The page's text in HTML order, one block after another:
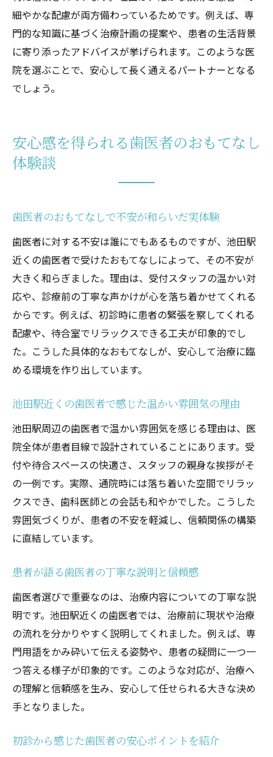
細やかな配慮が両方備わっているためです。例えば、専
門的な知識に基づく治療計画の提案や、患者の生活背景
に寄り添ったアドバイスが挙げられます。このような医
院を選ぶことで、安心して長く通えるパートナーとなる
でしょう。
安心感を得られる歯医者のおもてなし
体験談
歯医者のおもてなしで不安が和らいだ実体験
歯医者に対する不安は誰にでもあるものですが、池田駅
近くの歯医者で受けたおもてなしによって、その不安が
大きく和らぎました。理由は、受付スタッフの温かい対
応や、診療前の丁寧な声かけが心を落ち着かせてくれる
からです。例えば、初診時に患者の緊張を察してくれる
配慮や、待合室でリラックスできる工夫が印象的でし
た。こうした具体的なおもてなしが、安心して治療に臨
める環境を作り出しています。
池田駅近くの歯医者で感じた温かい雰囲気の理由
池田駅周辺の歯医者で温かい雰囲気を感じる理由は、医
院全体が患者目線で設計されていることにあります。受
付や待合スペースの快適さ、スタッフの親身な挨拶がそ
の一例です。実際、通院時には落ち着いた空間でリラッ
クスでき、歯科医師との会話も和やかでした。こうした
雰囲気づくりが、患者の不安を軽減し、信頼関係の構築
に直結しています。
患者が語る歯医者の丁寧な説明と信頼感
歯医者選びで重要なのは、治療内容についての丁寧な説
明です。池田駅近くの歯医者では、治療前に現状や治療
の流れを分かりやすく説明してくれました。例えば、専
門用語をかみ砕いて伝える姿勢や、患者の疑問に一つ一
つ答える様子が印象的です。このような対応が、治療へ
の理解と信頼感を生み、安心して任せられる大きな決め
手となりました。
初診から感じた歯医者の安心ポイントを紹介